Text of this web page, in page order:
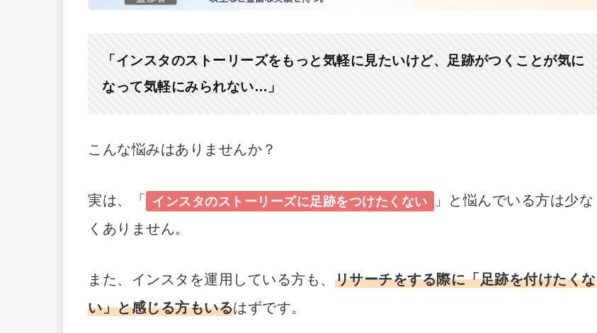
「インスタのストーリーズをもっと気軽に見たいけど、足跡がつくことが気に
なって気軽にみられない…」
こんな悩みはありませんか？
実は、「 インスタのストーリーズに足跡をつけたくない
」と悩んでいる方は少な
くありません。
また、インスタを運用している方も、 リサーチをする際に「足跡を付けたくな
い」と感じる方もいるはずです。